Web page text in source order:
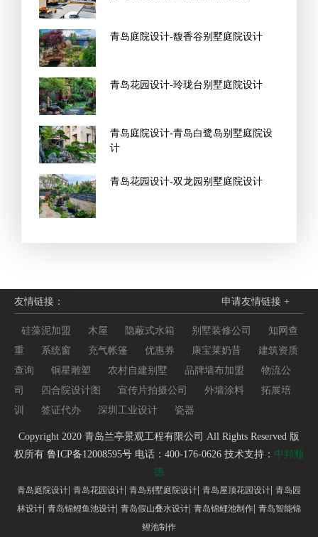
青岛庭院设计-馥香谷别墅庭院设计
青岛花园设计-玲珑台别墅庭院设计
青岛庭院设计-青岛白鹭岛别墅庭院设
计
青岛花园设计-双龙园别墅庭院设计
友情链接： 申请友情链接 +
硅藻泥加盟 木屋 隐蔽式水箱 别墅装修公司
知网查
重
系统窗 充气帐篷 优惠券 康宝莱奶昔
建筑资质
查询
铜星雕塑 农村自建别墅 品牌墙布加盟
物流公
司
四合院设计图 宣传片拍摄公司 外墙涂料
拓展培
训
签证代办 深圳工业设计 瓷器
Copyright 2020 青岛兰亭景观工程有限公司 All Rights Reserved 版
权所有 鲁ICP备12008595号 电话：400-176-0626 技术支持： 中邦顺
德
青岛庭院设计 青岛花园设计 青岛别墅庭院设计 青岛屋顶花园设计 青岛园
林设计 青岛锦鲤鱼池设计 青岛假山叠水设计 青岛锦鲤池制作 青岛智能锦
鲤池制作